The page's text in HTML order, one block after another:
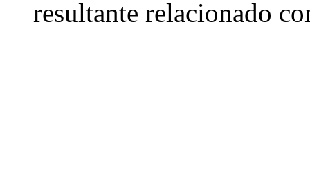
resultante relacionado